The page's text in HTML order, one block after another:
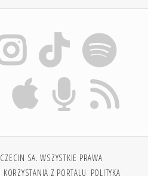
SA. WSZYSTKIE PRAWA
Z PORTALU POLITYKA